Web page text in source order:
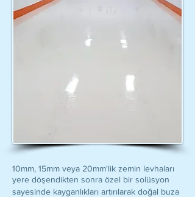
10mm, 15mm veya 20mm'lik zemin levhaları
yere döşendikten sonra özel bir solüsyon
sayesinde kayganlıkları artırılarak doğal buza